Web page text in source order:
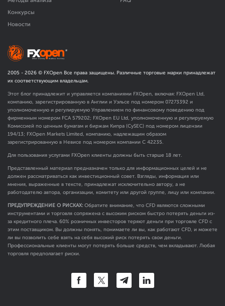
Конкурсы
Новости
2005 - 2026 © FXOpen Все права защищены. Различные торговые марки принадлежат
их соответствующим владельцам.
Этот блог принадлежит и управляется компаниями FXOpen, включая: FXOpen Ltd,
компанию, зарегистрированную в Англии и Уэльсе под номером 07273392 и
уполномоченную и регулируемую Управлением по финансовому поведению под
фирменным номером FCA 579202; FXOpen EU Ltd, уполномоченную и регулируемую
Комиссией по ценным бумагам и биржам Кипра (CySEC) под номером лицензии
194/13; FXOpen Markets Limited, компанию, надлежащим образом
зарегистрированную в Невисе под номером компании C 42235.
Для пользования услугами FXOpen клиенты должны быть старше 18 лет.
Представленный материал предназначен только для информационных целей и не
должен рассматриваться как инвестиционный совет. Взгляды, информация или
мнения, выраженные в тексте, принадлежат исключительно автору, а не
работодателю автора, организации, комитету или другой группе, лицу или компании.
ПРЕДУПРЕЖДЕНИЕ О РИСКАХ: Обратите внимание, что CFD являются сложными
инструментами и торговля сопряжена с высоким риском быстро потерять деньги из-
за кредитного плеча. 60% розничных инвесторов теряют деньги при торговле CFD с
этим поставщиком. Вы должны понять, понимаете ли вы, как работают CFD, и можете
ли вы позволить себе взять на себя высокий риск потерять свои деньги.
Профессиональные клиенты могут потерять больше средств, чем вкладывают. Любая
торговля предполагает риски.